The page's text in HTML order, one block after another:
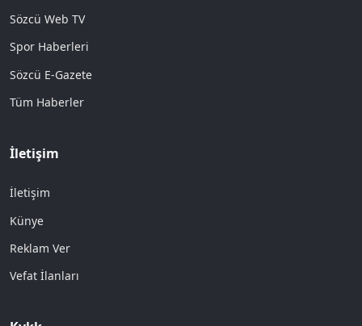
Sözcü Web TV
Spor Haberleri
Sözcü E-Gazete
Tüm Haberler
İletişim
İletişim
Künye
Reklam Ver
Vefat İlanları